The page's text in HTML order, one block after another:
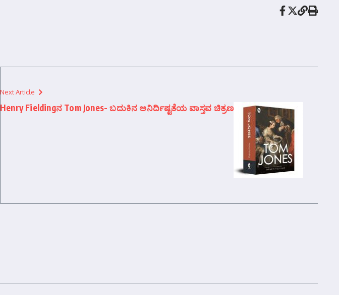
Next Article
Henry Fieldingನ Tom Jones- ಬದುಕಿನ ಅನಿರ್ದಿಷ್ಟತೆಯ ವಾಸ್ತವ ಚಿತ್ರಣ